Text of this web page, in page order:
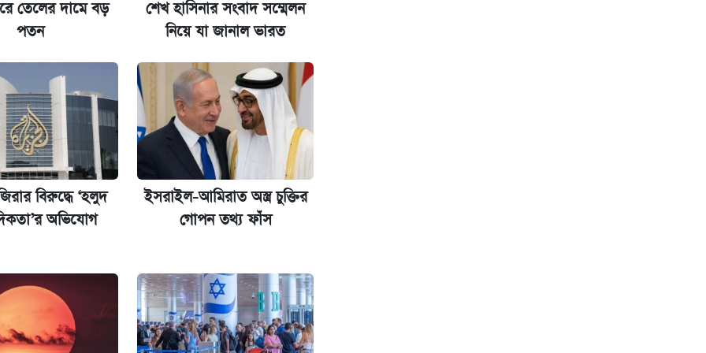
বন্ধ
অর্থমন্ত্রী
তেলের দামে বড়
পতন
শেখ হাসিনার সংবাদ সম্মেলন
নিয়ে যা জানাল ভারত
বিরুদ্ধে ‘হলুদ
অভিযোগ
ইসরাইল-আমিরাত অস্ত্র চুক্তির
গোপন তথ্য ফাঁস